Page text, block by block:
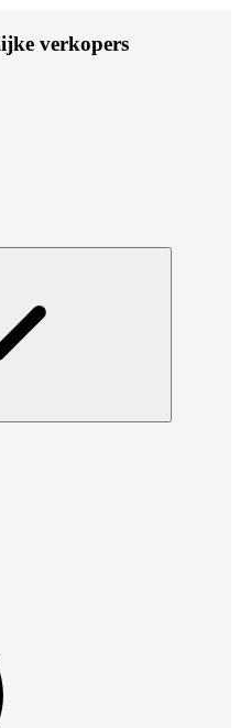
verkopers